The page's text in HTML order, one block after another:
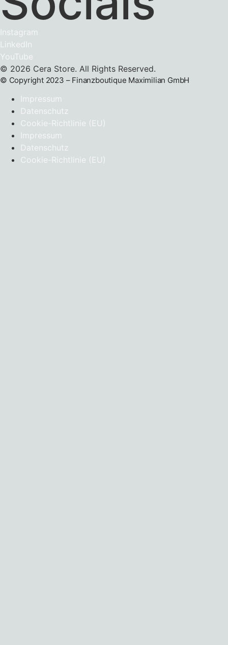
Instagram
LinkedIn
YouTube
© 2026 Cera Store. All Rights Reserved.
© Copyright 2023 – Finanzboutique Maximilian GmbH
Impressum
Datenschutz
Cookie-Richtlinie (EU)
Impressum
Datenschutz
Cookie-Richtlinie (EU)